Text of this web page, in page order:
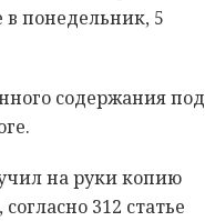
в понедельник, 5
содержания под
на руки копию
312 статье